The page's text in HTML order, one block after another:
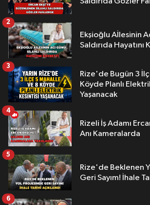
Ekşioğlu Aİlesinin
Saldırıda Hayatını
2
Rize'de Bugün 3
Köyde Planlı
Yaşanacak
3
Rizeli İş Adamı
Anı Kameralarda
4
Rize'de Beklenen
Geri Sayım! İhale
5
6